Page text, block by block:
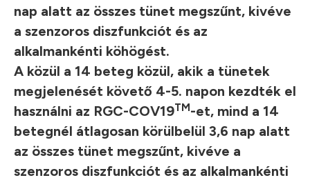
nap alatt az összes tünet megszűnt, kivéve
a szenzoros diszfunkciót és az
alkalmankénti köhögést.
A közül a 14 beteg közül, akik a tünetek
megjelenését követő 4-5. napon kezdték el
használni az RGC-COV19TM-et, mind a 14
betegnél átlagosan körülbelül 3,6 nap alatt
az összes tünet megszűnt, kivéve a
szenzoros diszfunkciót és az alkalmankénti